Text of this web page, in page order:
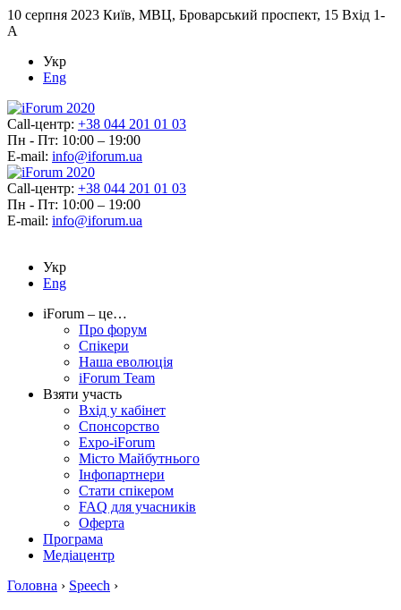
10 серпня 2023 Київ, МВЦ, Броварський проспект, 15 Вхід 1-
А
Укр
Eng
Call-центр: +38 044 201 01 03
Пн - Пт: 10:00 – 19:00
E-mail: info@iforum.ua
Call-центр: +38 044 201 01 03
Пн - Пт: 10:00 – 19:00
E-mail: info@iforum.ua
Укр
Eng
iForum – це…
Про форум
Спікери
Наша еволюція
iForum Team
Взяти участь
Вхід у кабінет
Спонсорство
Expo-iForum
Місто Майбутнього
Інфопартнери
Стати спікером
FAQ для учасників
Оферта
Програма
Медіацентр
Головна › Speech ›